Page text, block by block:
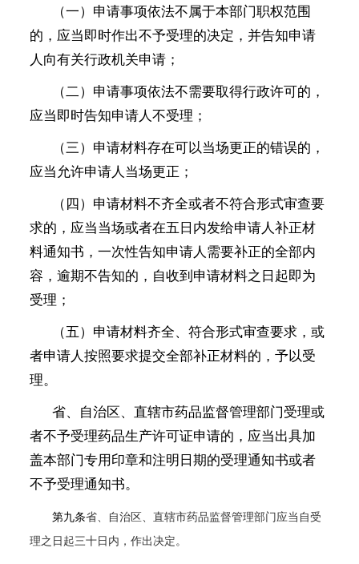
（一）申请事项依法不属于本部门职权范围
的，应当即时作出不予受理的决定，并告知申请
人向有关行政机关申请；
（二）申请事项依法不需要取得行政许可的，
应当即时告知申请人不受理；
（三）申请材料存在可以当场更正的错误的，
应当允许申请人当场更正；
（四）申请材料不齐全或者不符合形式审查要
求的，应当当场或者在五日内发给申请人补正材
料通知书，一次性告知申请人需要补正的全部内
容，逾期不告知的，自收到申请材料之日起即为
受理；
（五）申请材料齐全、符合形式审查要求，或
者申请人按照要求提交全部补正材料的，予以受
理。
省、自治区、直辖市药品监督管理部门受理或
者不予受理药品生产许可证申请的，应当出具加
盖本部门专用印章和注明日期的受理通知书或者
不予受理通知书。
第九条省、自治区、直辖市药品监督管理部门应当自受
理之日起三十日内，作出决定。